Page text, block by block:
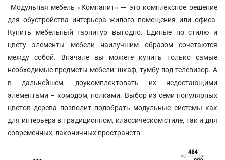
Модульная мебель «Компанит» — это комплексное решение
для обустройства интерьера жилого помещения или офиса.
Купить мебельный гарнитур выгодно. Единые по стилю и
цвету элементы мебели наилучшим образом сочетаются
между собой. Вначале вы можете купить только самые
необходимые предметы мебели: шкаф, тумбу под телевизор. А
в дальнейшем, доукомплектовать их недостающими
элементами – комодом, полками. Выбор из семи популярных
цветов дерева позволит подобрать модульные системы как
для интерьера в традиционном, классическом стиле, так и для
современных, лаконичных пространств.